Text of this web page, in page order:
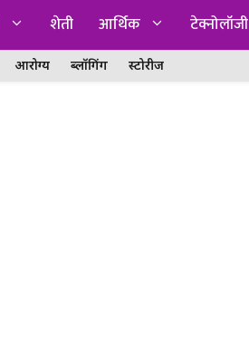
शेती आर्थिक टेक्नोलॉजी
आरोग्य ब्लॉगिंग स्टोरीज